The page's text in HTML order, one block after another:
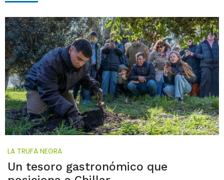
LA TRUFA NEGRA
Un tesoro gastronómico que